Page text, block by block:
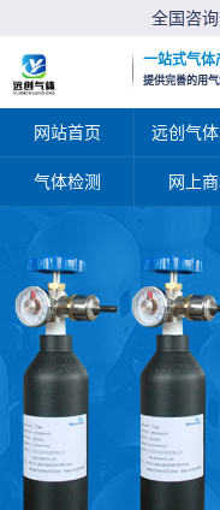
全国咨询
一站式气体
提供完善的用
网站首页 远创气
气体检测 网上